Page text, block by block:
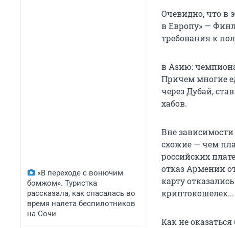
«В переходе с вонючим
бомжом». Туристка
рассказала, как спасалась во
время налета беспилотников
на Сочи
Очевидно, что в
в Европу» —
требования к
в Азию:
Причем многие
через Дубай,
хабов.
Вне
схожие — чем
российских
отказ Армении
карту
криптокошелек...
Как не